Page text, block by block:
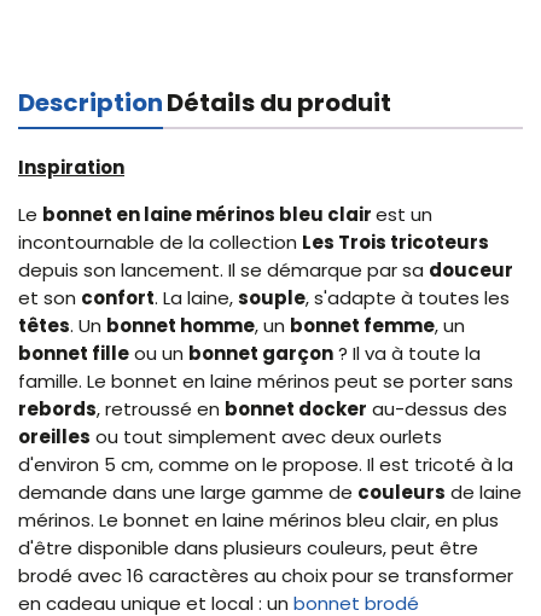
DescriptionDétails du produit
Inspiration
Le bonnet en laine mérinos bleu clairest un
incontournable de la collection Les Trois tricoteurs
depuis son lancement. Il se démarque par sa douceur
et son confort. La laine,souple, s'adapte à toutes les
têtes. Un bonnet homme, un bonnet femme, un
bonnet filleou un bonnet garçon? Il va à toute la
famille. Le bonnet en laine mérinos peut se porter sans
rebords, retroussé en bonnet docker au-dessus des
oreilles ou tout simplement avec deux ourlets
d'environ 5 cm, comme on le propose. Il est tricoté à la
demande dans une large gamme de couleurs de laine
mérinos. Le bonnet en laine mérinos bleu clair, en plus
d'être disponible dans plusieurs couleurs, peut être
brodé avec 16 caractères au choix pour se transformer
en cadeau unique et local : un bonnet brodé